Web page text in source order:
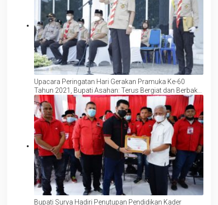
Upacara Peringatan Hari Gerakan Pramuka Ke-60
Tahun 2021, Bupati Asahan: Terus Bergiat dan Berbakti
Tanpa Henti
Bupati Surya Hadiri Penutupan Pendidikan Kader